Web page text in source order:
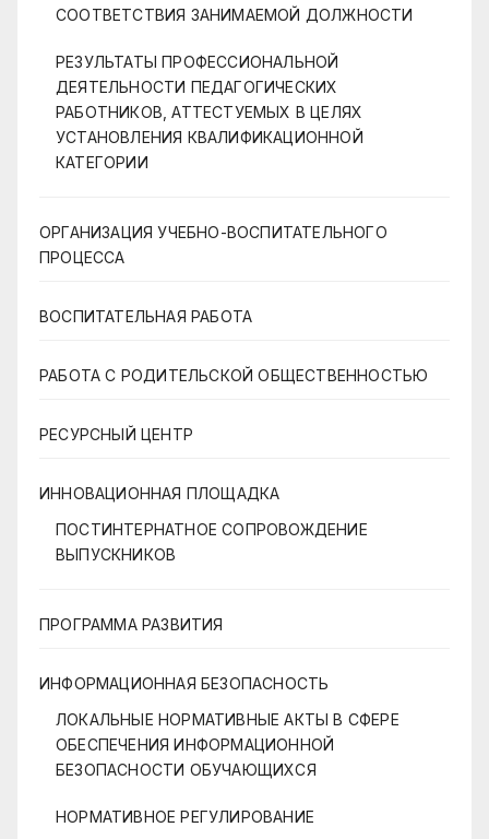
СООТВЕТСТВИЯ ЗАНИМАЕМОЙ ДОЛЖНОСТИ
РЕЗУЛЬТАТЫ ПРОФЕССИОНАЛЬНОЙ
ДЕЯТЕЛЬНОСТИ ПЕДАГОГИЧЕСКИХ
РАБОТНИКОВ, АТТЕСТУЕМЫХ В ЦЕЛЯХ
УСТАНОВЛЕНИЯ КВАЛИФИКАЦИОННОЙ
КАТЕГОРИИ
ОРГАНИЗАЦИЯ УЧЕБНО-ВОСПИТАТЕЛЬНОГО
ПРОЦЕССА
ВОСПИТАТЕЛЬНАЯ РАБОТА
РАБОТА С РОДИТЕЛЬСКОЙ ОБЩЕСТВЕННОСТЬЮ
РЕСУРСНЫЙ ЦЕНТР
ИННОВАЦИОННАЯ ПЛОЩАДКА
ПОСТИНТЕРНАТНОЕ СОПРОВОЖДЕНИЕ
ВЫПУСКНИКОВ
ПРОГРАММА РАЗВИТИЯ
ИНФОРМАЦИОННАЯ БЕЗОПАСНОСТЬ
ЛОКАЛЬНЫЕ НОРМАТИВНЫЕ АКТЫ В СФЕРЕ
ОБЕСПЕЧЕНИЯ ИНФОРМАЦИОННОЙ
БЕЗОПАСНОСТИ ОБУЧАЮЩИХСЯ
НОРМАТИВНОЕ РЕГУЛИРОВАНИЕ